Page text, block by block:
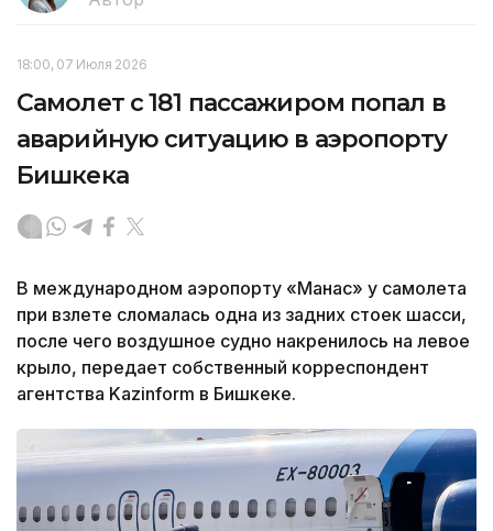
18:00, 07 Июля 2026
Самолет с 181 пассажиром попал в
аварийную ситуацию в аэропорту
Бишкека
В международном аэропорту «Манас» у самолета
при взлете сломалась одна из задних стоек шасси,
после чего воздушное судно накренилось на левое
крыло, передает собственный корреспондент
агентства Kazinform в Бишкеке.